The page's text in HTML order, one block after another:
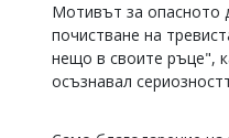
Коментарите
статиите
Мотивът за опасното
почистване на
нещо в своите ръце",
осъзнавал